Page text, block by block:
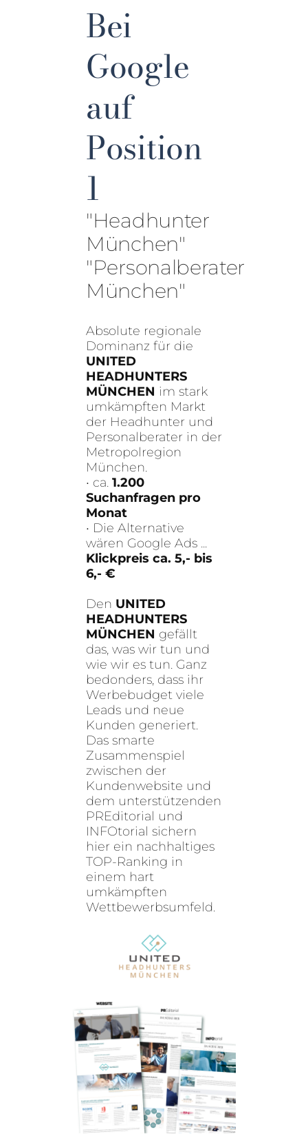
Bei
Google
auf
Position
1
"Headhunter
München"
"Personalberater
München"
Absolute regionale
Dominanz für die
UNITED
HEADHUNTERS
MÜNCHEN im stark
umkämpften Markt
der Headhunter und
Personalberater in der
Metropolregion
München.
• ca. 1.200
Suchanfragen pro
Monat
• Die Alternative
wären Google Ads ...
Klickpreis ca. 5,- bis
6,- €
Den UNITED
HEADHUNTERS
MÜNCHEN gefällt
das, was wir tun und
wie wir es tun. Ganz
bedonders, dass ihr
Werbebudget viele
Leads und neue
Kunden generiert.
Das smarte
Zusammenspiel
zwischen der
Kundenwebsite und
dem unterstützenden
PREditorial und
INFOtorial sichern
hier ein nachhaltiges
TOP-Ranking in
einem hart
umkämpften
Wettbewerbsumfeld.